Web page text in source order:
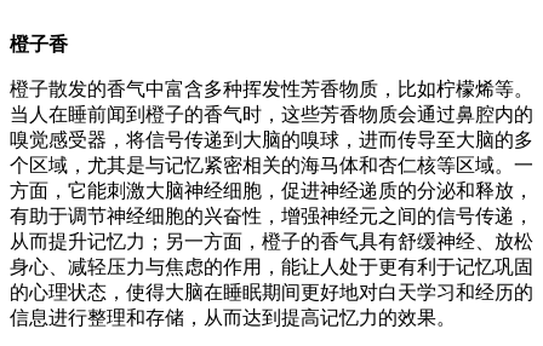
橙子香
橙子散发的香气中富含多种挥发性芳香物质，比如柠檬烯等。
当人在睡前闻到橙子的香气时，这些芳香物质会通过鼻腔内的
嗅觉感受器，将信号传递到大脑的嗅球，进而传导至大脑的多
个区域，尤其是与记忆紧密相关的海马体和杏仁核等区域。一
方面，它能刺激大脑神经细胞，促进神经递质的分泌和释放，
有助于调节神经细胞的兴奋性，增强神经元之间的信号传递，
从而提升记忆力；另一方面，橙子的香气具有舒缓神经、放松
身心、减轻压力与焦虑的作用，能让人处于更有利于记忆巩固
的心理状态，使得大脑在睡眠期间更好地对白天学习和经历的
信息进行整理和存储，从而达到提高记忆力的效果。